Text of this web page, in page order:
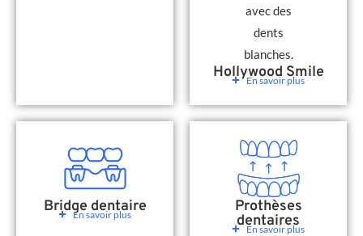
Hollywood Smile
En savoir plus
Bridge dentaire
En savoir plus Prothèses
dentaires
En savoir plus